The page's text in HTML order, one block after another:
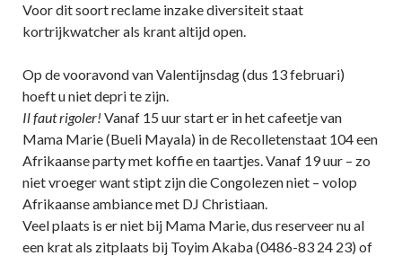
Voor dit soort reclame inzake diversiteit staat
kortrijkwatcher als krant altijd open.
Op de vooravond van Valentijnsdag (dus 13 februari)
hoeft u niet depri te zijn.
Il faut rigoler! Vanaf 15 uur start er in het cafeetje van
Mama Marie (Bueli Mayala) in de Recolletenstaat 104 een
Afrikaanse party met koffie en taartjes. Vanaf 19 uur – zo
niet vroeger want stipt zijn die Congolezen niet – volop
Afrikaanse ambiance met DJ Christiaan.
Veel plaats is er niet bij Mama Marie, dus reserveer nu al
een krat als zitplaats bij Toyim Akaba (0486-83 24 23) of